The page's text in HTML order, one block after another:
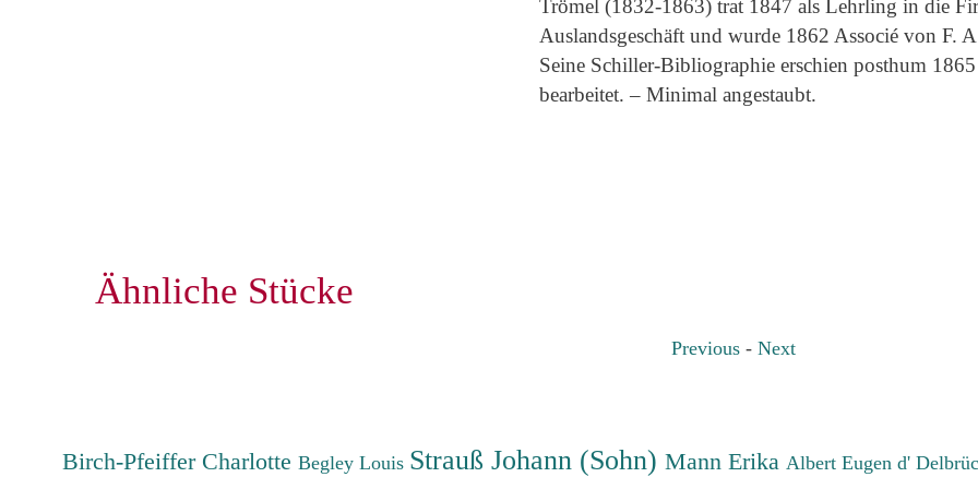
Trömel (1832-1863) trat 1847 als Lehrling in die
Auslandsgeschäft und wurde 1862 Associé von F.
Seine Schiller-Bibliographie erschien posthum
bearbeitet. – Minimal angestaubt.
Ähnliche Stücke
Previous - Next
Birch-Pfeiffer CharlotteBegley Louis Strauß Johann (Sohn)Mann Erika Albert Eugen d'